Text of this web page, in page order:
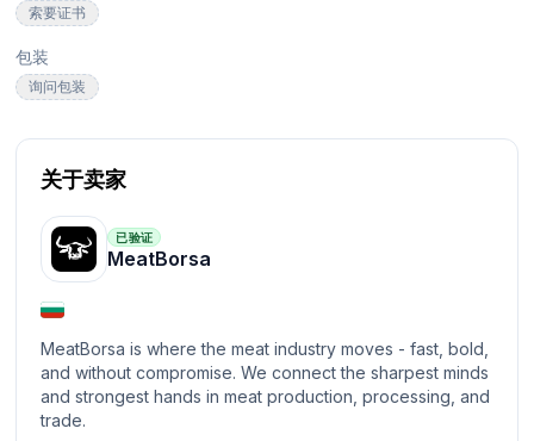
索要证书
包装
询问包装
关于卖家
已验证
MeatBorsa
MeatBorsa is where the meat industry moves - fast, bold,
and without compromise. We connect the sharpest minds
and strongest hands in meat production, processing, and
trade.